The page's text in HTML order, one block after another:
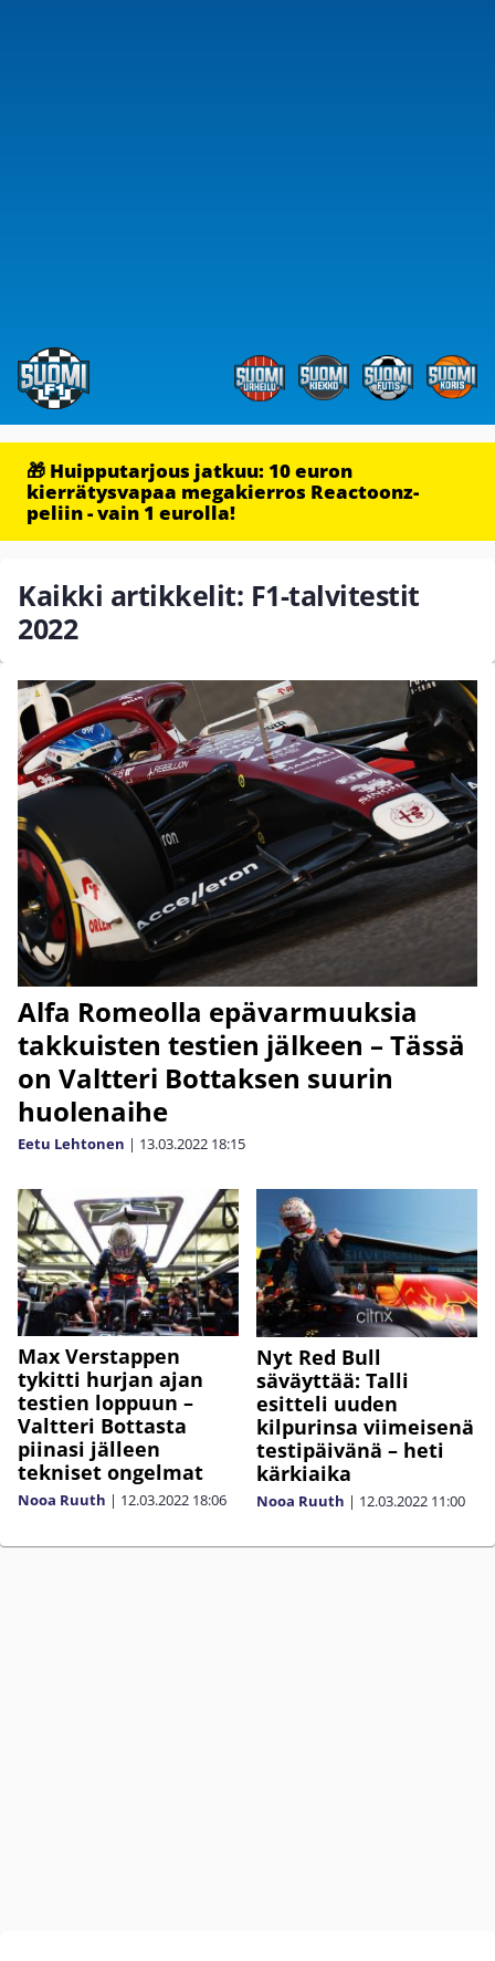
🎁 Huipputarjous jatkuu: 10 euron
kierrätysvapaa megakierros Reactoonz-
peliin - vain 1 eurolla!
Kaikki artikkelit: F1-talvitestit
2022
Alfa Romeolla epävarmuuksia
takkuisten testien jälkeen – Tässä
on Valtteri Bottaksen suurin
huolenaihe
Eetu Lehtonen | 13.03.2022 18:15
Max Verstappen
tykitti hurjan ajan
testien loppuun –
Valtteri Bottasta
piinasi jälleen
tekniset ongelmat
Nooa Ruuth | 12.03.2022 18:06
Nyt Red Bull
säväyttää: Talli
esitteli uuden
kilpurinsa viimeisenä
testipäivänä – heti
kärkiaika
Nooa Ruuth | 12.03.2022 11:00